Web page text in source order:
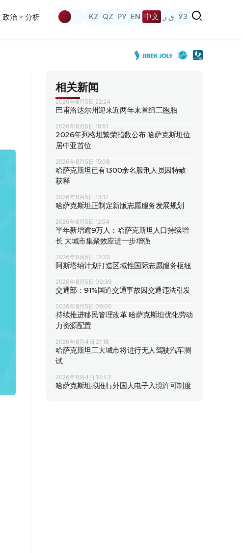
政治 分析 KZ QZ РУ EN 中文 ق ز ЎЗ
相关新闻
2026年8月5日 22:24
巴甫洛达尔州迎来近两年来首组三胞胎
2026年8月5日 18:51
2026年列格坦繁荣指数公布 哈萨克斯坦位
居中亚首位
2026年8月5日 15:08
哈萨克斯坦已有1300余名服刑人员因特赦
获释
2026年8月5日 13:12
哈萨克斯坦正制定新版志愿服务发展规划
2026年8月5日 12:54
半年新增逾9万人：哈萨克斯坦人口持续增
长 大城市集聚效应进一步增强
2026年8月5日 12:33
阿斯塔纳计划打造区域性国际志愿服务枢纽
2026年8月5日 09:39
交通部：91%国道交通事故因交通违法引发
2026年8月5日 09:00
持续推进移民管理改革 哈萨克斯坦优化劳动
力资源配置
2026年8月4日 21:18
哈萨克斯坦三大城市将进行无人驾驶汽车测
试
2026年8月4日 14:43
哈萨克斯坦拟推行外国人电子入境许可制度